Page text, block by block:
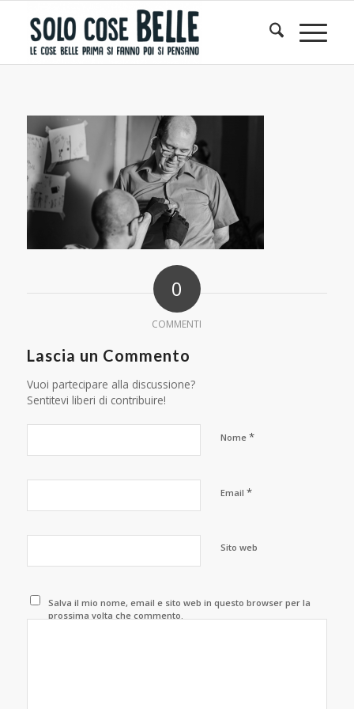
0
COMMENTI
Lascia un Commento
Vuoi partecipare alla discussione?
Sentitevi liberi di contribuire!
Nome *
Email *
Sito web
Salva il mio nome, email e sito web in questo browser per la
prossima volta che commento.